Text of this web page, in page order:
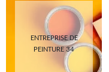
ENTREPRISE DE
PEINTURE 34